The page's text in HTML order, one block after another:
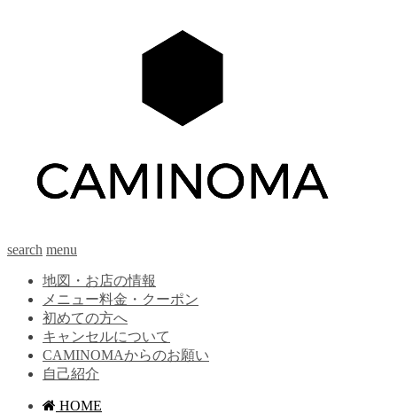
search menu
地図・お店の情報
メニュー料金・クーポン
初めての方へ
キャンセルについて
CAMINOMAからのお願い
自己紹介
HOME